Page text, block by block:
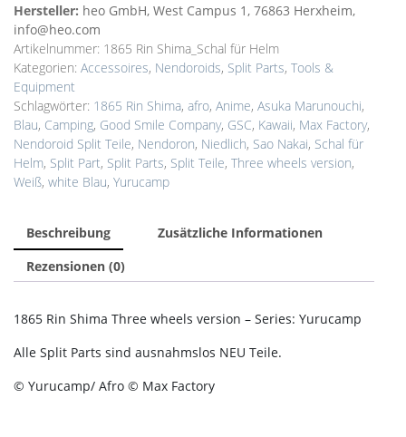
Hersteller: heo GmbH, West Campus 1, 76863 Herxheim,
info@heo.com
Artikelnummer: 1865 Rin Shima_Schal für Helm
Kategorien: Accessoires, Nendoroids, Split Parts, Tools &
Equipment
Schlagwörter: 1865 Rin Shima, afro, Anime, Asuka Marunouchi,
Blau, Camping, Good Smile Company, GSC, Kawaii, Max Factory,
Nendoroid Split Teile, Nendoron, Niedlich, Sao Nakai, Schal für
Helm, Split Part, Split Parts, Split Teile, Three wheels version,
Weiß, white Blau, Yurucamp
Beschreibung
Zusätzliche Informationen
Rezensionen (0)
1865 Rin Shima Three wheels version – Series: Yurucamp
Alle Split Parts sind ausnahmslos NEU Teile.
© Yurucamp/ Afro © Max Factory